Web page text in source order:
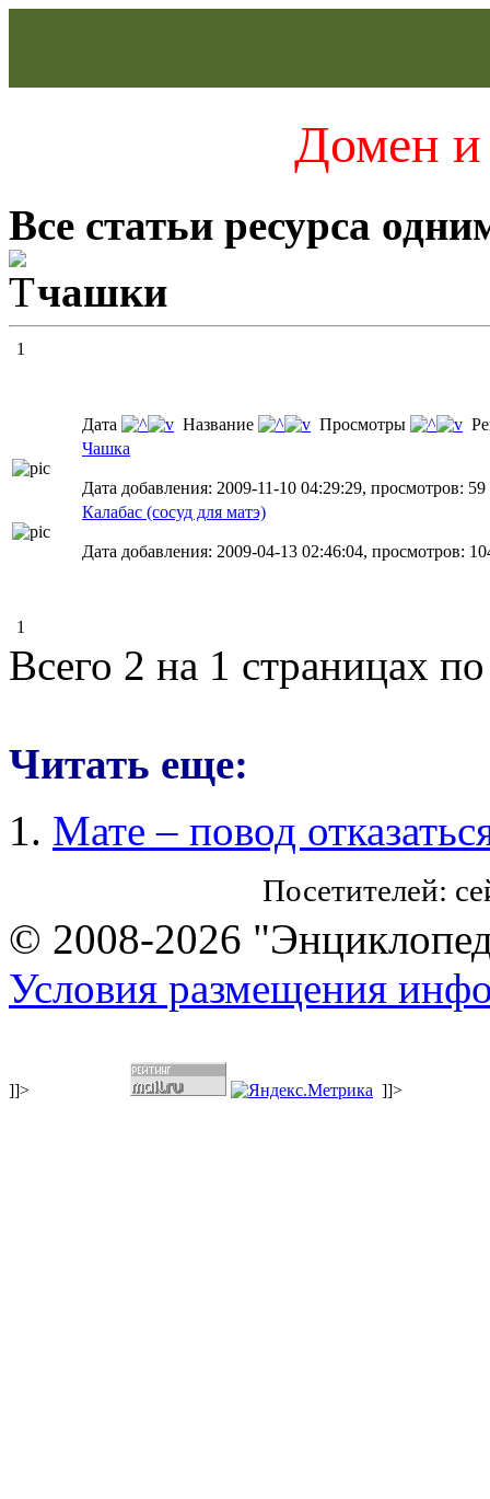
Домен и
Все статьи ресурса
чашки
1
Дата Название Просмотры
Чашка
Дата добавления: 2009-11-10 04:29:29, просмотров: 59
Калабас (сосуд для матэ)
Дата добавления: 2009-04-13 02:46:04, просмотров:
1
Всего 2 на 1 страницах
Читать еще:
Мате – повод
Посетителей:
© 2008-2026
Условия размещения
]]> ]]>